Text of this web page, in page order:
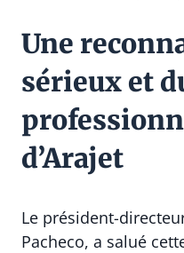
Une
sérieux et
d’Arajet
Le président-
Pacheco, a salué